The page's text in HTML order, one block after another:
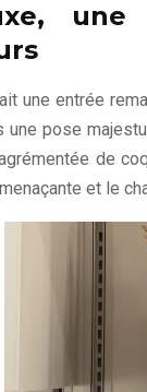
une entrée
une pose
de
et le